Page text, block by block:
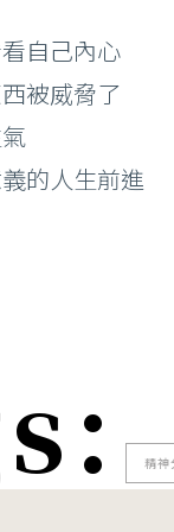
自己內心
被威脅了
的人生前進
精神